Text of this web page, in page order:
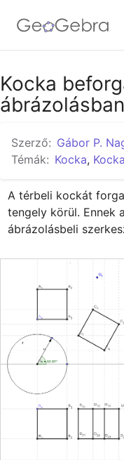
Google Classroom
Kocka
ábrázolásban
Szerző: Gábor P.
Témák: Kocka, Kocka
A térbeli kockát
tengely körül. Ennek
ábrázolásbeli